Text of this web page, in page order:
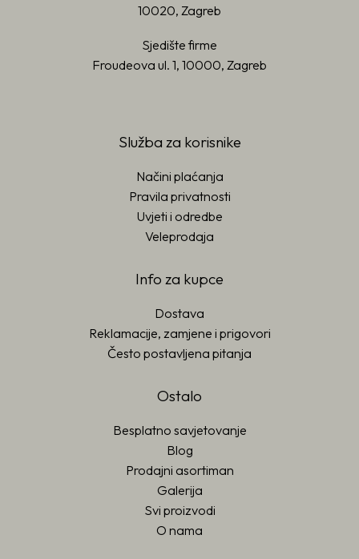
10020, Zagreb
Sjedište firme
Froudeova ul. 1, 10000, Zagreb
Služba za korisnike
Načini plaćanja
Pravila privatnosti
Uvjeti i odredbe
Veleprodaja
Info za kupce
Dostava
Reklamacije, zamjene i prigovori
Često postavljena pitanja
Ostalo
Besplatno savjetovanje
Blog
Prodajni asortiman
Galerija
Svi proizvodi
O nama